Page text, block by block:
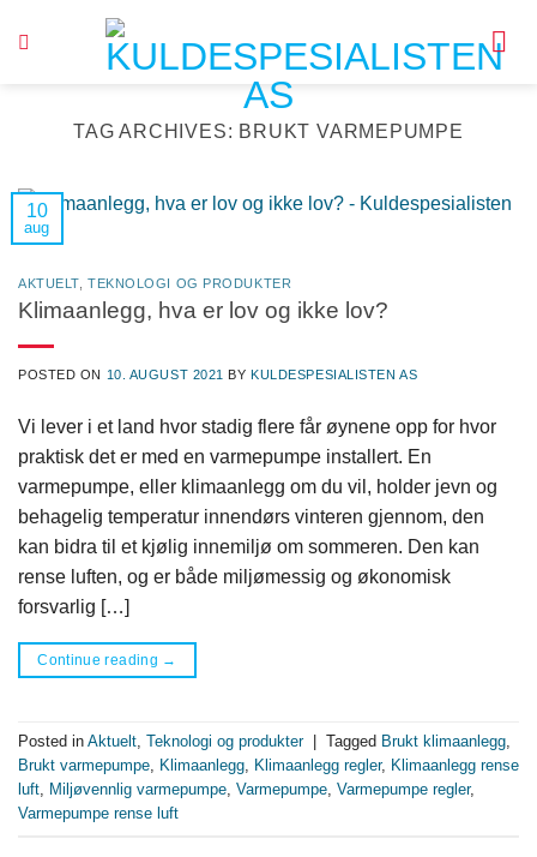
TAG ARCHIVES: BRUKT VARMEPUMPE
10
aug
AKTUELT, TEKNOLOGI OG PRODUKTER
Klimaanlegg, hva er lov og ikke lov?
POSTED ON 10. AUGUST 2021 BYKULDESPESIALISTEN AS
Vi lever i et land hvor stadig flere får øynene opp for hvor
praktisk det er med en varmepumpe installert. En
varmepumpe, eller klimaanlegg om du vil, holder jevn og
behagelig temperatur innendørs vinteren gjennom, den
kan bidra til et kjølig innemiljø om sommeren. Den kan
rense luften, og er både miljømessig og økonomisk
forsvarlig […]
Continue reading →
Posted in Aktuelt, Teknologi og produkter Tagged Brukt klimaanlegg,
Brukt varmepumpe, Klimaanlegg, Klimaanlegg regler, Klimaanlegg rense
luft, Miljøvennlig varmepumpe, Varmepumpe, Varmepumpe regler,
Varmepumpe rense luft